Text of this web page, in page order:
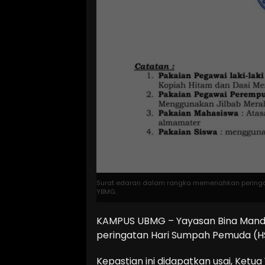
Surat edaran dalam rangka memeriahkan
YBMG.
KAMPUS UBMG – Yayasan Bina
peringatan Hari Sumpah Pemuda
Kepastian ini didapatkan usai, Ketua